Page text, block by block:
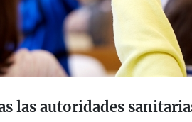
las autoridades